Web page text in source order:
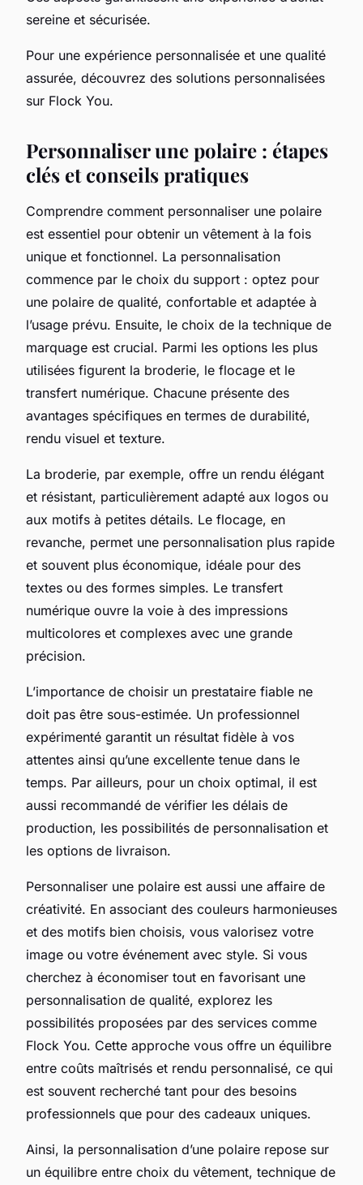
sereine et sécurisée.
Pour une expérience personnalisée et une qualité
assurée, découvrez des solutions personnalisées
sur Flock You.
Personnaliser une polaire : étapes
clés et conseils pratiques
Comprendre comment personnaliser une polaire
est essentiel pour obtenir un vêtement à la fois
unique et fonctionnel. La personnalisation
commence par le choix du support : optez pour
une polaire de qualité, confortable et adaptée à
l’usage prévu. Ensuite, le choix de la technique de
marquage est crucial. Parmi les options les plus
utilisées figurent la broderie, le flocage et le
transfert numérique. Chacune présente des
avantages spécifiques en termes de durabilité,
rendu visuel et texture.
La broderie, par exemple, offre un rendu élégant
et résistant, particulièrement adapté aux logos ou
aux motifs à petites détails. Le flocage, en
revanche, permet une personnalisation plus rapide
et souvent plus économique, idéale pour des
textes ou des formes simples. Le transfert
numérique ouvre la voie à des impressions
multicolores et complexes avec une grande
précision.
L’importance de choisir un prestataire fiable ne
doit pas être sous-estimée. Un professionnel
expérimenté garantit un résultat fidèle à vos
attentes ainsi qu’une excellente tenue dans le
temps. Par ailleurs, pour un choix optimal, il est
aussi recommandé de vérifier les délais de
production, les possibilités de personnalisation et
les options de livraison.
Personnaliser une polaire est aussi une affaire de
créativité. En associant des couleurs harmonieuses
et des motifs bien choisis, vous valorisez votre
image ou votre événement avec style. Si vous
cherchez à économiser tout en favorisant une
personnalisation de qualité, explorez les
possibilités proposées par des services comme
Flock You. Cette approche vous offre un équilibre
entre coûts maîtrisés et rendu personnalisé, ce qui
est souvent recherché tant pour des besoins
professionnels que pour des cadeaux uniques.
Ainsi, la personnalisation d’une polaire repose sur
un équilibre entre choix du vêtement, technique de